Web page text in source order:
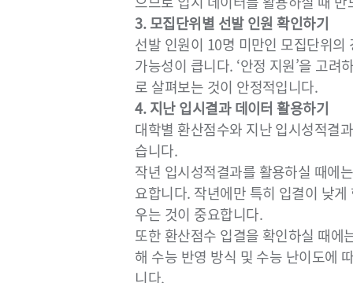
3. 모집단위별 선발 인원 확인하기
선발 인원이 10명 미만인 모집단위
가능성이 큽니다. ‘안정 지원’을 고
로 살펴보는 것이 안정적입니다.
4. 지난 입시결과 데이터 활용하기
대학별 환산점수와 지난 입시성적결
습니다.
작년 입시성적결과를 활용하실 때에
요합니다. 작년에만 특히 입결이 낮
우는 것이 중요합니다.
또한 환산점수 입결을 확인하실 때에
해 수능 반영 방식 및 수능 난이도에
니다.